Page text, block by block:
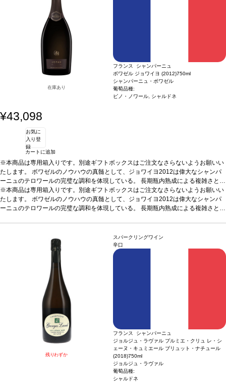
ハチミツの含みへと展開する。後味はリッチで長く続く。
に最適、また魚介類や焼き魚などと良く合う。
0% シャルドネ、15% ピノ・ムニエ
在庫あり
フランス シャンパーニュ
ボワゼル ジョワイヨ (2012)750ml
シャンパーニュ・ボワゼル
葡萄品種:
ピノ・ノワール, シャルドネ
¥43,098
お気に
入り登
録
カートに追加
※本商品は専用箱入りです。別途ギフトボックスはご注文なさらないようお願いい
たします。
ーニュのテロワールの完璧な調和を体現している。 長期瓶内熟成による複雑さと優
雅さを兼ね備えた逸品。テイスティングノート深く綺麗な金色で、滑らかで繊細
な泡が長く立ち上る。リッチで凝縮したノーズを示し、白い花や柑橘系果実の芳香
を伴い、たっぷりとしたアーモンドと軽くトーストしたペイストリーの含みが続
食事と良く合う。ブレス産の鶏肉とジロール茸、ビゴール産豚の煮込み、ドライフ
ルーツとスパイスを添えた鶏肉のタジンなどもお勧め。
ール、40% シャルドネ
※本商品は専用箱入りです。別途ギフトボックスはご注文なさらないようお願いい
たします。
ーニュのテロワールの完璧な調和を体現している。 長期瓶内熟成による複雑さと優
を伴い、たっぷりとしたアーモンドと軽くトーストしたペイストリーの含みが続
く。テクスチャーは滑らかでとても引き締まっていて、精度が高い。フレッシュで
レモンも感じられるフルボディの後味は、素晴らしく長く続く。
食事と良く合う。ブレス産の鶏肉とジロール茸、ビゴール産豚の煮込み、ドライフ
ルーツとスパイスを添えた鶏肉のタジンなどもお勧め。
ール、40% シャルドネ
残りわずか
スパークリングワイン
辛口
フランス シャンパーニュ
ジョルジュ・ラヴァル プルミエ・クリュ レ・シ
ェーヌ・キュミエール ブリュット・ナチュール
(2018)750ml
ジョルジュ・ラヴァル
葡萄品種:
シャルドネ